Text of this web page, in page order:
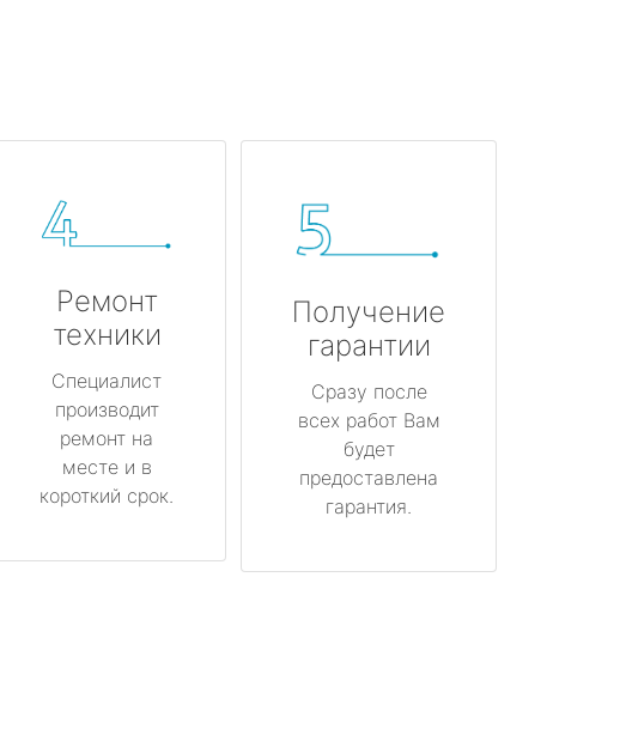
Ремонт
техники
Специалист
производит
ремонт на
месте и в
короткий срок.
Получение
гарантии
Сразу после
всех работ Вам
будет
предоставлена
гарантия.